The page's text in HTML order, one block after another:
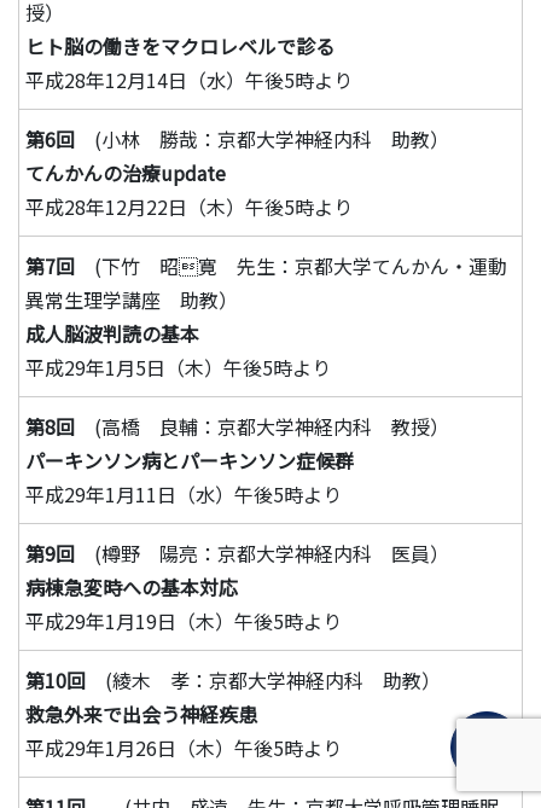
授）
ヒト脳の働きをマクロレベルで診る
平成28年12月14日（水）午後5時より
第6回 (小林 勝哉：京都大学神経内科 助教）
てんかんの治療update
平成28年12月22日（木）午後5時より
第7回 (下竹 昭寛 先生：京都大学てんかん・運動
異常生理学講座 助教）
成人脳波判読の基本
平成29年1月5日（木）午後5時より
第8回 (高橋 良輔：京都大学神経内科 教授）
パーキンソン病とパーキンソン症候群
平成29年1月11日（水）午後5時より
第9回
(樽野 陽亮：京都大学神経内科 医員）
病棟急変時への基本対応
平成29年1月19日（木）午後5時より
第10回
(綾木 孝：京都大学神経内科 助教）
救急外来で出会う神経疾患
平成29年1月26日（木）午後5時より